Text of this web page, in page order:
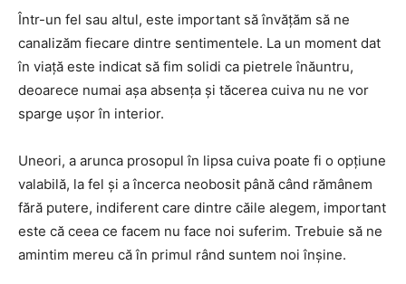
Într-un fel sau altul, este important să învățăm să ne
canalizăm fiecare dintre sentimentele. La un moment dat
în viață este indicat să fim solidi ca pietrele înăuntru,
deoarece numai așa absența și tăcerea cuiva nu ne vor
sparge ușor în interior.
Uneori, a arunca prosopul în lipsa cuiva poate fi o opțiune
valabilă, la fel și a încerca neobosit până când rămânem
fără putere, indiferent care dintre căile alegem, important
este că ceea ce facem nu face noi suferim. Trebuie să ne
amintim mereu că în primul rând suntem noi înșine.